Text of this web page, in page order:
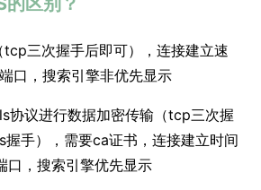
三次握手后即可），连接建立速
口，搜索引擎非优先显示
协议进行数据加密传输（tcp三次握
手），需要ca证书，连接建立时间
口，搜索引擎优先显示